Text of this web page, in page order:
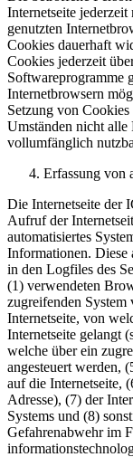
Internetseite
genutzten
Cookies dauerhaft
Cookies jederzeit
Softwareprogramme
Internetbrowsern
Setzung von
Umständen nicht alle
vollumfänglich
Erfassung von
Die Internetseite der
Aufruf der
automatisiertes
Informationen. Diese
in den Logfiles des
(1) verwendeten
zugreifenden System
Internetseite, von
Internetseite gelangt
welche über ein
angesteuert werden,
auf die Internetseite,
Adresse), (7) der
Systems und (8)
Gefahrenabwehr im